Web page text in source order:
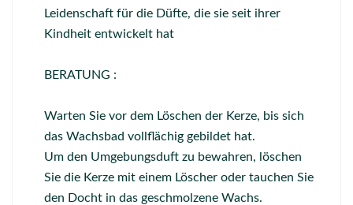
Leidenschaft für die Düfte, die sie seit ihrer
Kindheit entwickelt hat
BERATUNG :
Warten Sie vor dem Löschen der Kerze, bis sich
das Wachsbad vollflächig gebildet hat.
Um den Umgebungsduft zu bewahren, löschen
Sie die Kerze mit einem Löscher oder tauchen Sie
den Docht in das geschmolzene Wachs.